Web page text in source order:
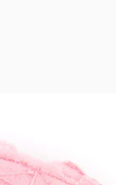
Inizia